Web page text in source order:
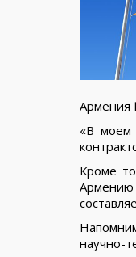
Армения
«В моем
Кроме
научно-